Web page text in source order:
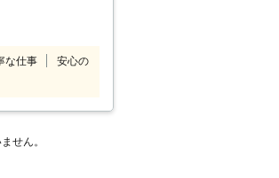
畳を入れ替え
ご相談くださ
お電話くださ
すので、ご検討
な仕事
安心の
せん。